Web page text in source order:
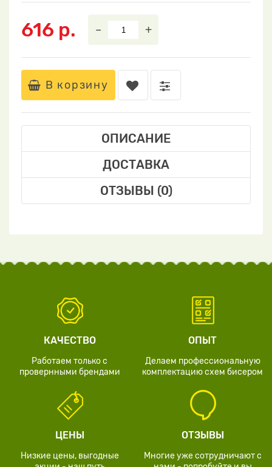
616 р. – +
В корзину
ОПИСАНИЕ
ДОСТАВКА
ОТЗЫВЫ (0)
КАЧЕСТВО
Работаем только с
провернными брендами
ОПЫТ
Делаем профессиональную
комплектацию схем бисером
ЦЕНЫ
Низкие цены, выгодные
ОТЗЫВЫ
Многие уже сотрудничают с